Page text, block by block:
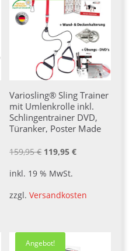
Variosling® Sling Trainer
mit Umlenkrolle inkl.
Schlingentrainer DVD,
Türanker, Poster Made
159,95€ Ursprünglicher
159,95 €
119,95€Aktueller
119,95 €.
inkl. 19 % MwSt.
zzgl.Versandkosten
Angebot!